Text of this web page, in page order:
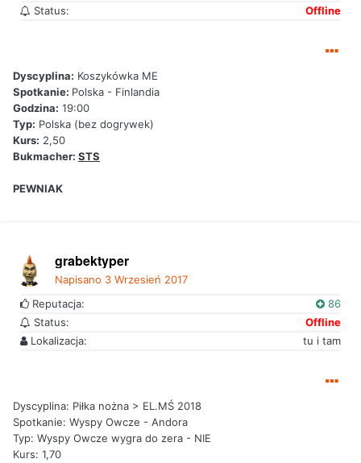
Status:
Offline
Dyscyplina: Koszykówka ME
Spotkanie: Polska - Finlandia
Godzina: 19:00
Typ: Polska (bez dogrywek)
Kurs: 2,50
Bukmacher: STS
PEWNIAK
grabektyper
Napisano 3 Wrzesień 2017
Reputacja:
86
Status:
Offline
Lokalizacja:
tu i tam
Dyscyplina: Piłka nożna > EL.MŚ 2018
Spotkanie: Wyspy Owcze - Andora
Typ: Wyspy Owcze wygra do zera - NIE
Kurs: 1,70